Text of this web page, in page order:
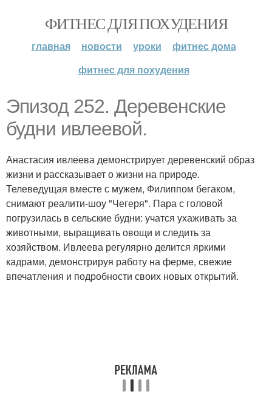
ФИТНЕС ДЛЯ ПОХУДЕНИЯ
главная новости уроки
фитнес дома
фитнес для похудения
Эпизод 252. Деревенские
будни ивлеевой.
Анастасия ивлеева демонстрирует деревенский образ
жизни и рассказывает о жизни на природе.
Телеведущая вместе с мужем, Филиппом бегаком,
снимают реалити-шоу "Чегеря". Пара с головой
погрузилась в сельские будни: учатся ухаживать за
животными, выращивать овощи и следить за
хозяйством. Ивлеева регулярно делится яркими
кадрами, демонстрируя работу на ферме, свежие
впечатления и подробности своих новых открытий.